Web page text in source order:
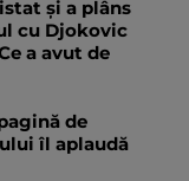
și a plâns
cu Djokovic
a avut de
de
îl aplaudă